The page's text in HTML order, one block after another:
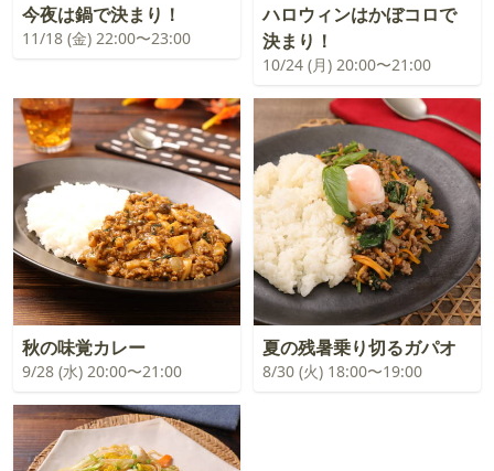
今夜は鍋で決まり！
11/18 (金) 22:00〜23:00
ハロウィンはかぼコロで
決まり！
10/24 (月) 20:00〜21:00
秋の味覚カレー
9/28 (水) 20:00〜21:00
夏の残暑乗り切るガパオ
8/30 (火) 18:00〜19:00